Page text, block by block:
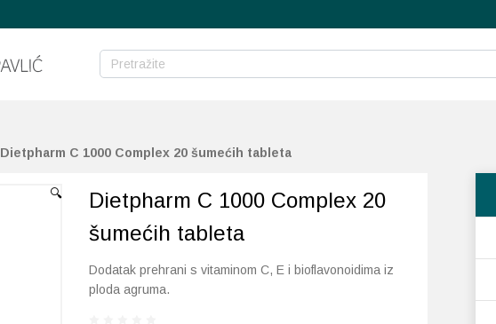
Dietpharm C 1000 Complex 20 šumećih tableta
🔍
Dietpharm C 1000 Complex 20
šumećih tableta
Dodatak prehrani s vitaminom C, E i bioflavonoidima iz
ploda agruma.